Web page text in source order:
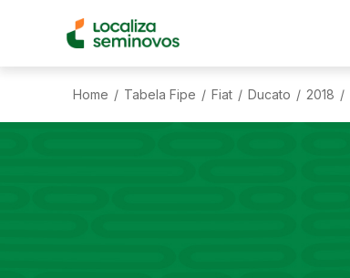
Home / Tabela Fipe / Fiat / Ducato / 2018 /